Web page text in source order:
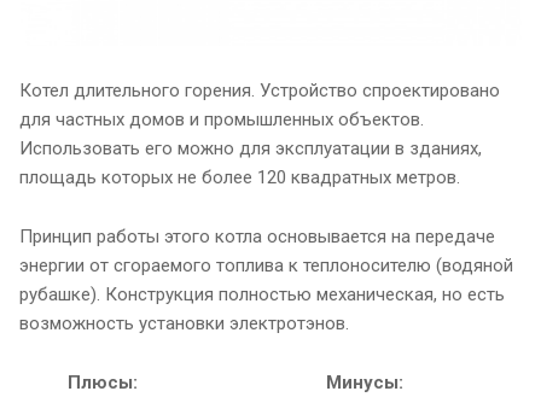
Котел длительного горения. Устройство спроектировано
для частных домов и промышленных объектов.
Использовать его можно для эксплуатации в зданиях,
площадь которых не более 120 квадратных метров.
Принцип работы этого котла основывается на передаче
энергии от сгораемого топлива к теплоносителю (водяной
рубашке). Конструкция полностью механическая, но есть
возможность установки электротэнов.
Плюсы: Минусы: